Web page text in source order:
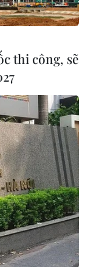
thi công, sẽ